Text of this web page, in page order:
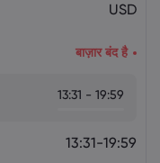
USD
बाज़ार बंद है
13:31 - 19:59
13:31-19:59